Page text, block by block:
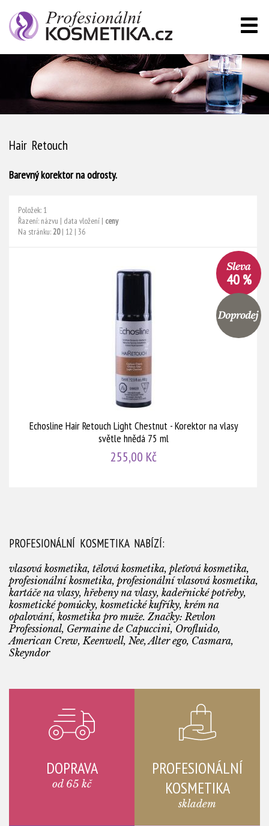
Hair Retouch
Barevný korektor na odrosty.
Položek: 1
Řazení: názvu | data vložení | ceny
Na stránku:20| 12 | 36
Echosline Hair Retouch Light Chestnut - Korektor na vlasy
světle hnědá 75 ml
255,00 Kč
40 %
PROFESIONÁLNÍ KOSMETIKA NABÍZÍ:
vlasová kosmetika, tělová kosmetika, pleťová kosmetika,
profesionální kosmetika, profesionální vlasová kosmetika,
kartáče na vlasy, hřebeny na vlasy, kadeřnické potřeby,
kosmetické pomůcky, kosmetické kufříky, krém na
opalování, kosmetika pro muže. Značky: Revlon
Professional, Germaine de Capuccini, Orofluido,
American Crew, Keenwell, Nee, Alter ego, Casmara,
Skeyndor
DOPRAVA
od 65 kč
PROFESIONÁLNÍ
KOSMETIKA
skladem